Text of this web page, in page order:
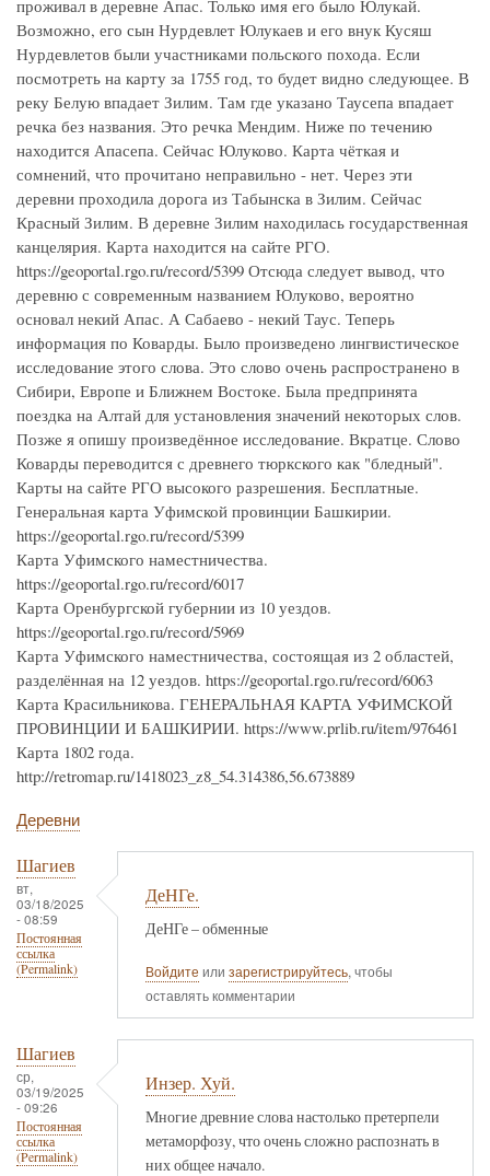
проживал в деревне Апас. Только имя его было Юлукай.
Возможно, его сын Нурдевлет Юлукаев и его внук Кусяш
Нурдевлетов были участниками польского похода. Если
посмотреть на карту за 1755 год, то будет видно следующее. В
реку Белую впадает Зилим. Там где указано Таусепа впадает
речка без названия. Это речка Мендим. Ниже по течению
находится Апасепа. Сейчас Юлуково. Карта чёткая и
сомнений, что прочитано неправильно - нет. Через эти
деревни проходила дорога из Табынска в Зилим. Сейчас
Красный Зилим. В деревне Зилим находилась государственная
канцелярия. Карта находится на сайте РГО.
https://geoportal.rgo.ru/record/5399 Отсюда следует вывод, что
деревню с современным названием Юлуково, вероятно
основал некий Апас. А Сабаево - некий Таус. Теперь
информация по Коварды. Было произведено лингвистическое
исследование этого слова. Это слово очень распространено в
Сибири, Европе и Ближнем Востоке. Была предпринята
поездка на Алтай для установления значений некоторых слов.
Позже я опишу произведённое исследование. Вкратце. Слово
Коварды переводится с древнего тюркского как "бледный".
Карты на сайте РГО высокого разрешения. Бесплатные.
Генеральная карта Уфимской провинции Башкирии.
https://geoportal.rgo.ru/record/5399
Карта Уфимского наместничества.
https://geoportal.rgo.ru/record/6017
Карта Оренбургской губернии из 10 уездов.
https://geoportal.rgo.ru/record/5969
Карта Уфимского наместничества, состоящая из 2 областей,
разделённая на 12 уездов. https://geoportal.rgo.ru/record/6063
Карта Красильникова. ГЕНЕРАЛЬНАЯ КАРТА УФИМСКОЙ
ПРОВИНЦИИ И БАШКИРИИ. https://www.prlib.ru/item/976461
Карта 1802 года.
http://retromap.ru/1418023_z8_54.314386,56.673889
Деревни
Шагиев
вт,
03/18/2025
- 08:59
Постоянная
ссылка
(Permalink)
ДеНГе.
ДеНГе – обменные
Войдите или зарегистрируйтесь, чтобы
оставлять комментарии
Шагиев
ср,
03/19/2025
- 09:26
Постоянная
ссылка
(Permalink)
Инзер. Хуй.
Многие древние слова настолько претерпели
метаморфозу, что очень сложно распознать в
них общее начало.